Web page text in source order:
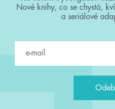
Nové knihy, co se chystá,
a seriálové